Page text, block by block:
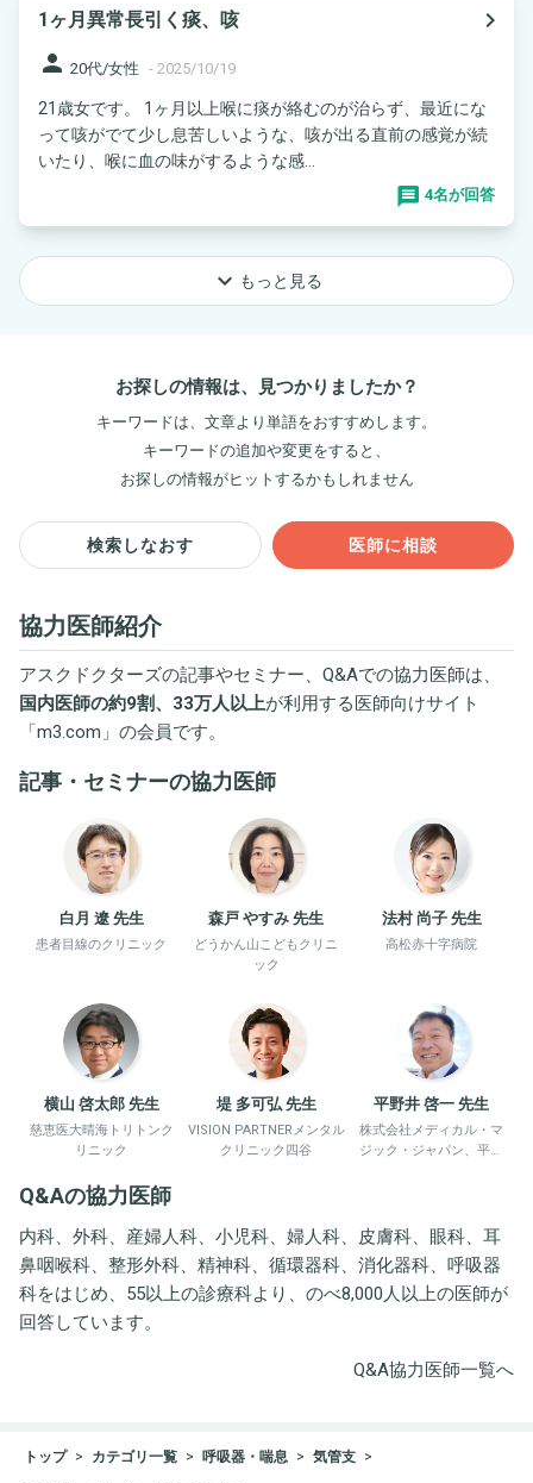
1ヶ月異常長引く痰、咳
navigate_next
person 20代/女性 - 2025/10/19
21歳女です。 1ヶ月以上喉に痰が絡むのが治らず、最近にな
って咳がでて少し息苦しいような、咳が出る直前の感覚が続
いたり、喉に血の味がするような感...
4名が回答
keyboard_arrow_down もっと見る
お探しの情報は、見つかりましたか？
キーワードは、文章より単語をおすすめします。
キーワードの追加や変更をすると、
お探しの情報がヒットするかもしれません
検索しなおす 医師に相談
協力医師紹介
アスクドクターズの記事やセミナー、Q&Aでの協力医師は、
国内医師の約9割、33万人以上が利用する医師向けサイト
「m3.com 」の会員です。
記事・セミナーの協力医師
白月 遼 先生
患者目線のクリニック
森戸 やすみ 先生
どうかん山こどもクリニ
ック
法村 尚子 先生
高松赤十字病院
横山 啓太郎 先生
慈恵医大晴海トリトンク
リニック
堤 多可弘 先生
VISION PARTNERメンタル
クリニック四谷
平野井 啓一 先生
株式会社メディカル・マ
ジック・ジャパン、平野
Q&Aの協力医師
内科、外科、産婦人科、小児科、婦人科、皮膚科、眼科、耳
鼻咽喉科、整形外科、精神科、循環器科、消化器科、呼吸器
科をはじめ、55以上の診療科より、のべ8,000人以上の医師が
回答しています。
Q&A協力医師一覧へ
トップ カテゴリ一覧 呼吸器・喘息 気管支